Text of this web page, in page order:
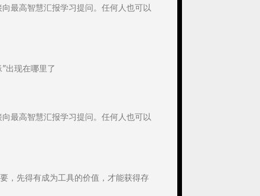
最高智慧汇报学习提问。任何人也可以
出现在哪里了
最高智慧汇报学习提问。任何人也可以
，先得有成为工具的价值，才能获得存